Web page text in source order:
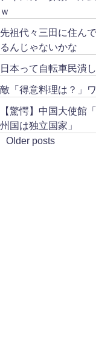
ｗ
先祖代々三田に住ん
るんじゃないかな
日本って自転車民潰
敵「得意料理は？」
【驚愕】中国大使館
州国は独立国家」
Older posts